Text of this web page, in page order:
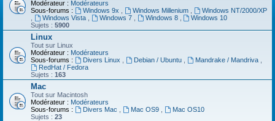
Modérateur : Modérateurs
Sous-forums :
Windows 9x Windows Millenium
Windows NT/2000/XP
Windows Vista Windows 7 Windows 8
Windows 10
Sujets : 5900
Linux
Tout sur Linux
Modérateur : Modérateurs
Sous-forums :
Divers Linux Debian / Ubuntu Mandrake / Mandriva
RedHat / Fedora
Sujets : 163
Mac
Tout sur Macintosh
Modérateur : Modérateurs
Sous-forums :
Divers Mac Mac OS9
Mac OS10
Sujets : 23